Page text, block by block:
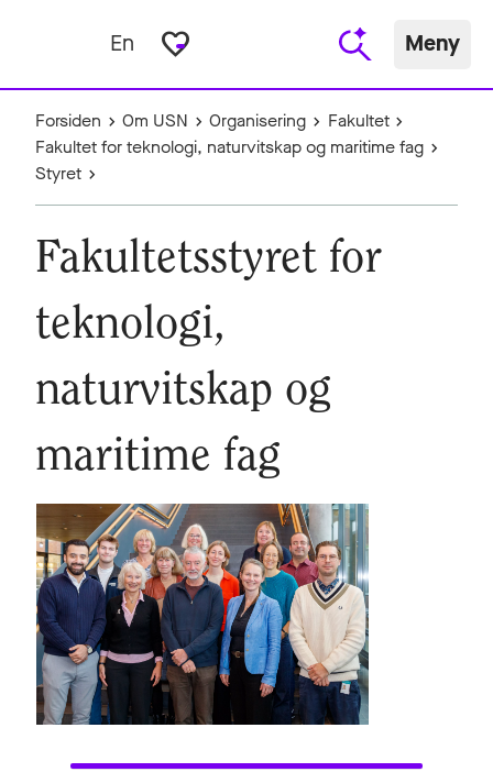
En favorite_border Meny
Forsiden Om USN Organisering
Fakultet
Fakultet for teknologi, naturvitskap og maritime fag
Styret
Fakultetsstyret for
teknologi,
naturvitskap og
maritime fag